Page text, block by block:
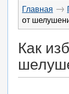
Главная →
от
Как